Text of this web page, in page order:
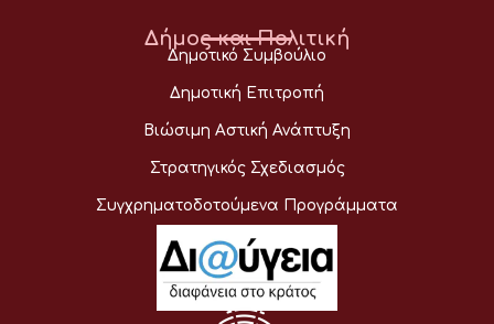
Δήμος και Πολιτική
Δημοτικό Συμβούλιο
Δημοτική Επιτροπή
Βιώσιμη Αστική Ανάπτυξη
Στρατηγικός Σχεδιασμός
Συγχρηματοδοτούμενα Προγράμματα